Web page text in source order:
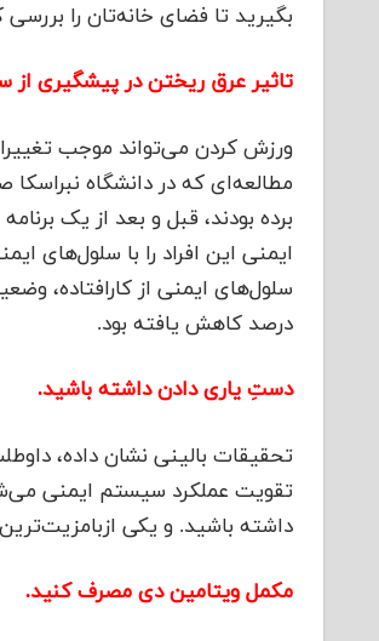
بگیرید تا فضای خانه‌تان را
تاثیر عرق ریختن در پیشگیری از
ورزش کردن می‌تواند موجب
ایمنی‌ این افراد را با سلول‌های
درصد کاهش یافته بود.
دستِ یاری دادن داشته باشید.
تحقیقات بالینی نشان داده،
تقویت عملکرد سیستم ایمنی
داشته باشید. و یکی
مکمل ویتامین دی مصرف کنید.